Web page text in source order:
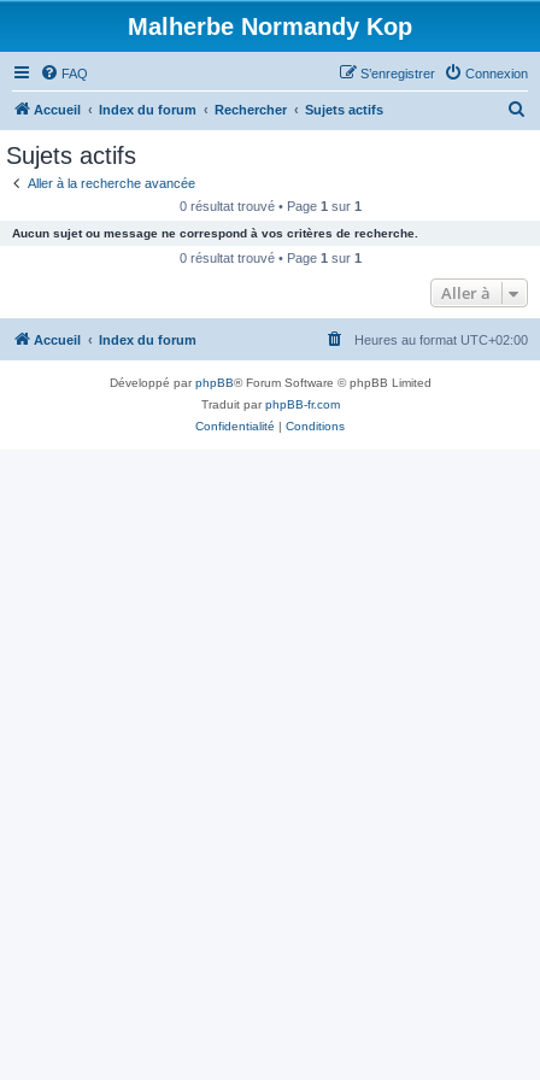
Malherbe Normandy Kop
FAQ Connexion
S’enregistrer
Accueil Index du forum Rechercher Sujets actifs
c
e
Sujets actifs
Aller à la recherche avancée
0 résultat trouvé • Page 1 sur 1
Aucun sujet ou message ne correspond à vos critères de recherche.
0 résultat trouvé • Page 1 sur 1
Aller à
Accueil Index du forum Heures au format UTC+02:00
Développé parphpBB® Forum Software © phpBB Limited
Traduit parphpBB-fr.com
Confidentialité | Conditions